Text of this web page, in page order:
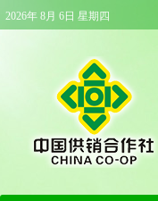
2026年 8月 6日 星期四